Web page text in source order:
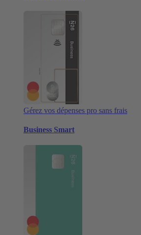
Gérez vos dépenses pro sans frais
Business Smart